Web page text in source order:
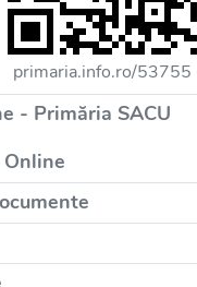
primaria.info.ro/53755
- Primăria SACU